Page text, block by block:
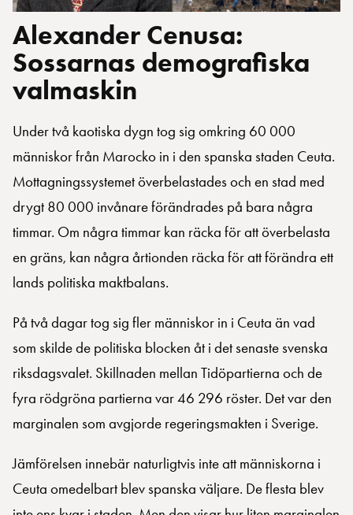
Alexander Cenusa:
Sossarnas demografiska
valmaskin
Under två kaotiska dygn tog sig omkring 60 000
människor från Marocko in i den spanska staden Ceuta.
Mottagningssystemet överbelastades och en stad med
drygt 80 000 invånare förändrades på bara några
timmar. Om några timmar kan räcka för att överbelasta
en gräns, kan några årtionden räcka för att förändra ett
lands politiska maktbalans.
På två dagar tog sig fler människor in i Ceuta än vad
som skilde de politiska blocken åt i det senaste svenska
riksdagsvalet. Skillnaden mellan Tidöpartierna och de
fyra rödgröna partierna var 46 296 röster. Det var den
marginalen som avgjorde regeringsmakten i Sverige.
Jämförelsen innebär naturligtvis inte att människorna i
Ceuta omedelbart blev spanska väljare. De flesta blev